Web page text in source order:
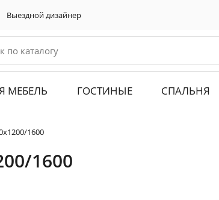
Выездной дизайнер
МЕБЕЛЬ ГОСТИНЫЕ СПАЛЬНЯ
1600
1600